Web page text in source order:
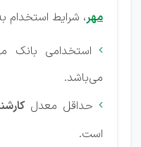
مهر، شرایط استخدام
 استخدامی بانک
می‌باشد.
 حداقل معدلکارشناسی 13
است.